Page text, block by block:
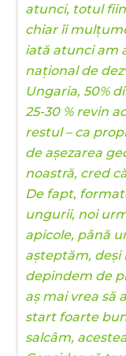
atunci, totul
chiar îi
iată atunci am
național de
Ungaria, 50%
25-30 % revin
restul – ca
de așezarea
noastră, cred
De fapt,
ungurii, noi
apicole, până
așteptăm,
depindem de
aș mai vrea să
start foarte
salcâm,